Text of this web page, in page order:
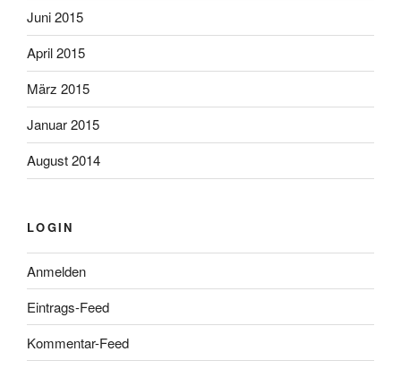
Juni 2015
April 2015
März 2015
Januar 2015
August 2014
LOGIN
Anmelden
Eintrags-Feed
Kommentar-Feed